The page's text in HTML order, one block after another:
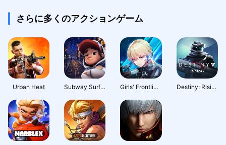
さらに多くのアクションゲーム
Urban Heat Subway Surfers City Girls' Frontline: Fire Control Destiny: Rising